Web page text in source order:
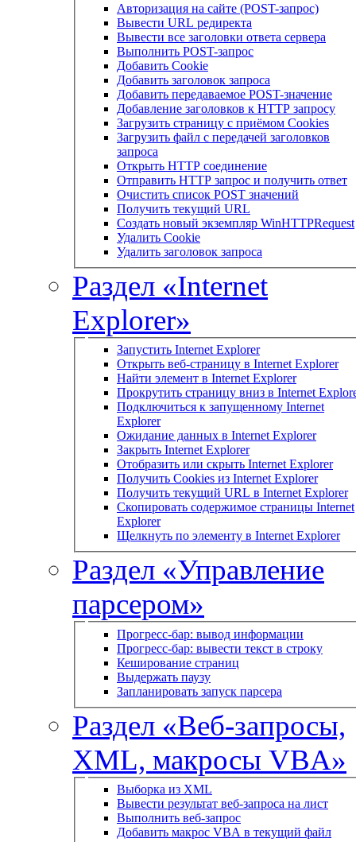
Авторизация на сайте (POST-запрос)
Вывести URL редиректа
Вывести все заголовки ответа сервера
Выполнить POST-запрос
Добавить Cookie
Добавить заголовок запроса
Добавить передаваемое POST-значение
Добавление заголовков к HTTP запросу
Загрузить страницу с приёмом Cookies
Загрузить файл с передачей заголовков
запроса
Открыть HTTP соединение
Отправить HTTP запрос и получить ответ
Очистить список POST значений
Получить текущий URL
Создать новый экземпляр WinHTTPRequest
Удалить Cookie
Удалить заголовок запроса
Раздел «Internet
Explorer»
Запустить Internet Explorer
Открыть веб-страницу в Internet Explorer
Найти элемент в Internet Explorer
Прокрутить страницу вниз в Internet
Подключиться к запущенному Internet
Explorer
Ожидание данных в Internet Explorer
Закрыть Internet Explorer
Отобразить или скрыть Internet Explorer
Получить Cookies из Internet Explorer
Получить текущий URL в Internet Explorer
Скопировать содержимое страницы Internet
Explorer
Щелкнуть по элементу в Internet Explorer
Раздел «Управление
парсером»
Прогресс-бар: вывод информации
Прогресс-бар: вывести текст в строку
Кеширование страниц
Выдержать паузу
Запланировать запуск парсера
Раздел «Веб-запросы,
XML, макросы VBA»
Выборка из XML
Вывести результат веб-запроса на лист
Выполнить веб-запрос
Добавить макрос VBA в текущий файл